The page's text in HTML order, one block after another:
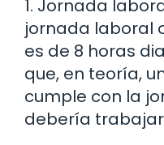
1. Jornada
jornada laboral
es de 8 horas
que, en teoría,
cumple con la
debería